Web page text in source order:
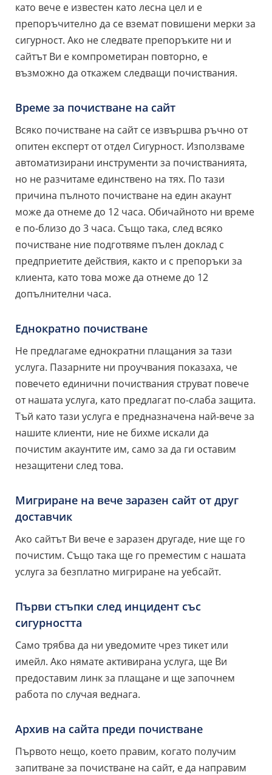
като вече е известен като лесна цел и е
препоръчително да се вземат повишени мерки за
сигурност. Ако не следвате препоръките ни и
сайтът Ви е компрометиран повторно, е
възможно да откажем следващи почиствания.
Време за почистване на сайт
Всяко почистване на сайт се извършва ръчно от
опитен експерт от отдел Сигурност. Използваме
автоматизирани инструменти за почистванията,
но не разчитаме единствено на тях. По тази
причина пълното почистване на един акаунт
може да отнеме до 12 часа. Обичайното ни време
е по-близо до 3 часа. Също така, след всяко
почистване ние подготвяме пълен доклад с
предприетите действия, както и с препоръки за
клиента, като това може да отнеме до 12
допълнителни часа.
Еднократно почистване
Не предлагаме еднократни плащания за тази
услуга. Пазарните ни проучвания показаха, че
повечето единични почиствания струват повече
от нашата услуга, като предлагат по-слаба защита.
Тъй като тази услуга е предназначена най-вече за
нашите клиенти, ние не бихме искали да
почистим акаунтите им, само за да ги оставим
незащитени след това.
Мигриране на вече заразен сайт от друг
доставчик
Ако сайтът Ви вече е заразен другаде, ние ще го
почистим. Също така ще го преместим с нашата
услуга за безплатно мигриране на уебсайт.
Първи стъпки след инцидент със
сигурността
Само трябва да ни уведомите чрез тикет или
имейл. Ако нямате активирана услуга, ще Ви
предоставим линк за плащане и ще започнем
работа по случая веднага.
Архив на сайта преди почистване
Първото нещо, което правим, когато получим
запитване за почистване на сайт, е да направим